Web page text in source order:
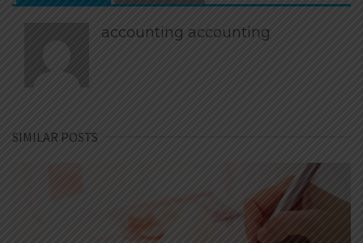
accounting accounting
SIMILAR POSTS